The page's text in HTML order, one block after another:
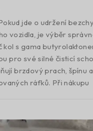
jde o udržení
vozidla, je výběr
kol s gama
pro své silné čisticí
brzdový prach, špínu
ráfků. Při nákupu